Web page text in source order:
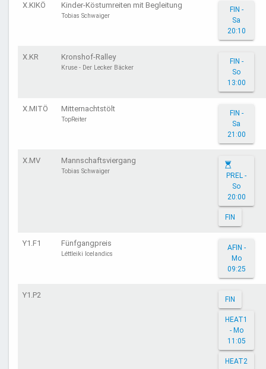
X.KIKÖ Kinder-Köstumreiten mit Begleitung
Tobias Schwaiger
FIN -
Sa
20:10
X.KR Kronshof-Ralley
Kruse - Der Lecker Bäcker
FIN -
So
13:00
X.MITÖ Mitternachtstölt
TopReiter
FIN -
Sa
21:00
X.MV Mannschaftsviergang
Tobias Schwaiger
PREL -
So
20:00
FIN
Y1.F1 Fünfgangpreis
Léttleiki Icelandics
AFIN -
Mo
09:25
Y1.P2 FIN
HEAT1
- Mo
11:05
HEAT2